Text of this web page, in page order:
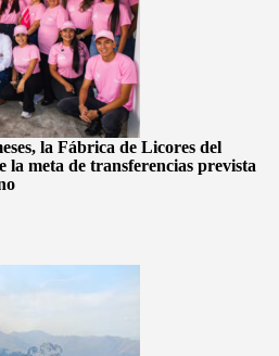
la Fábrica de Licores del
la meta de transferencias prevista